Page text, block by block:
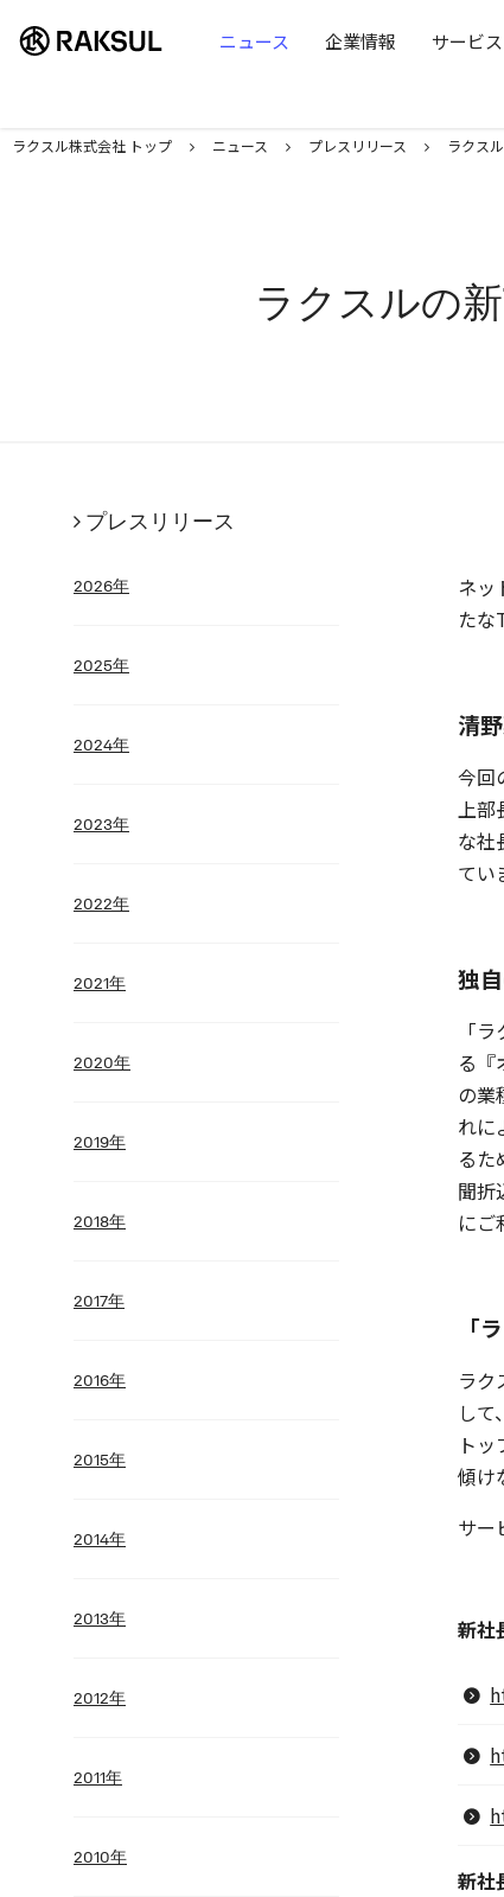
ラクスル株式会社 | ラクスル株式会
ニュース 企業情報 サービス
ラクスル株式会社 トップ ニュース プレスリリース ラクス
ラクスルの
プレスリリース
2026年
2025年
2024年
2023年
2022年
2021年
2020年
2019年
2018年
2017年
2016年
2015年
2014年
2013年
2012年
2011年
2010年
ネッ
たな
清
今回
上部
な社
てい
独
「
る『
の業
れに
るた
聞折
にご
「
ラク
し
ト
傾け
サー
新社
新社